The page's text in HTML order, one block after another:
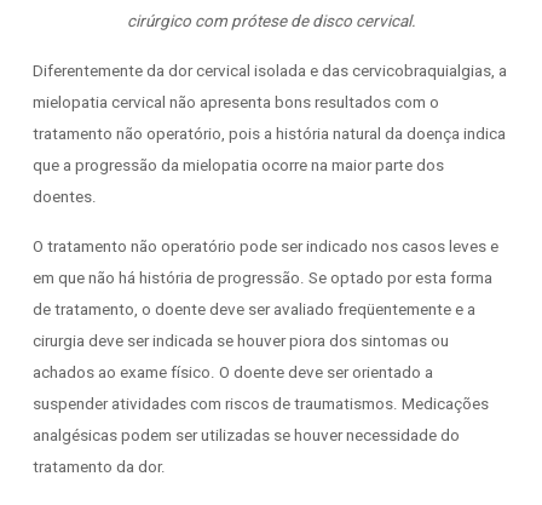
cirúrgico com prótese de disco cervical.
Diferentemente da dor cervical isolada e das cervicobraquialgias, a
mielopatia cervical não apresenta bons resultados com o
tratamento não operatório, pois a história natural da doença indica
que a progressão da mielopatia ocorre na maior parte dos
doentes.
O tratamento não operatório pode ser indicado nos casos leves e
em que não há história de progressão. Se optado por esta forma
de tratamento, o doente deve ser avaliado freqüentemente e a
cirurgia deve ser indicada se houver piora dos sintomas ou
achados ao exame físico. O doente deve ser orientado a
suspender atividades com riscos de traumatismos. Medicações
analgésicas podem ser utilizadas se houver necessidade do
tratamento da dor.